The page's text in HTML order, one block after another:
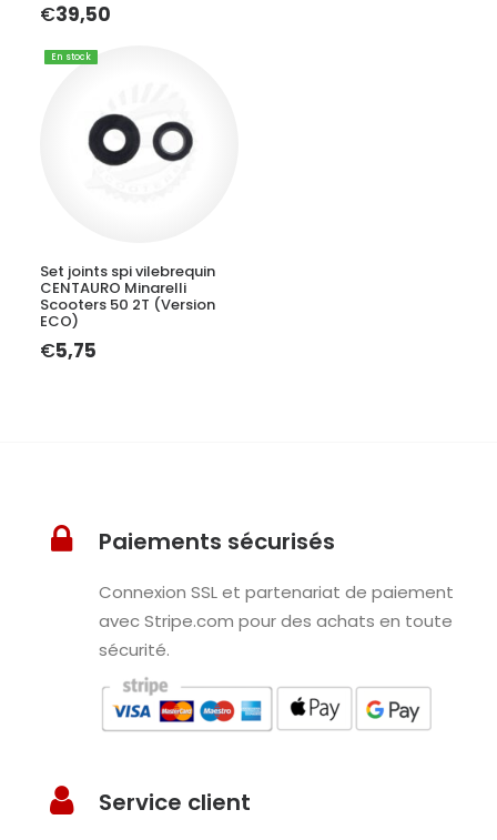
€39,50
Set joints spi vilebrequin
CENTAURO Minarelli
Scooters 50 2T (Version
ECO)
€5,75
En stock
Paiements sécurisés
Connexion SSL et partenariat de paiement
avec Stripe.com pour des achats en toute
sécurité.
Service client